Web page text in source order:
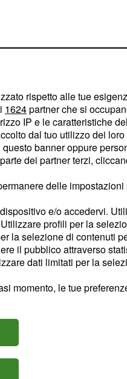
rispetto alle tue
1624partner che si
IP e le caratteristiche
dal tuo utilizzo dei
banner oppure
dei partner terzi,
delle
e/o accedervi.
profili per la
la selezione di contenuti
il pubblico attraverso
dati limitati per la
momento, le tue